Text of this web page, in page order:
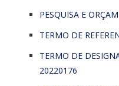
PESQUISA E
TERMO DE
TERMO DE
20220176